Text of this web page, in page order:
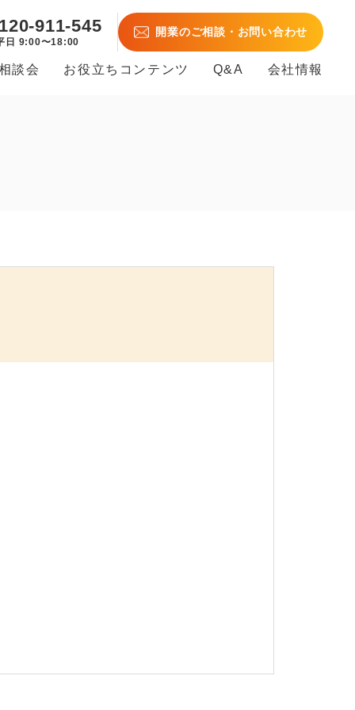
911-545
日 9:00〜18:00
開業のご相談・お問い合わせ
談会 お役立ちコンテンツ Q&A 会社情報